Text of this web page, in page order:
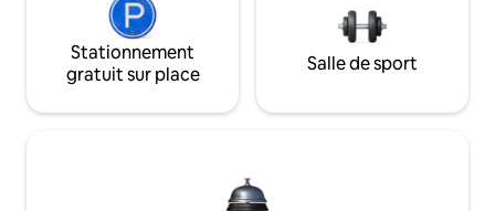
Stationnement
gratuit sur place
Salle de sport